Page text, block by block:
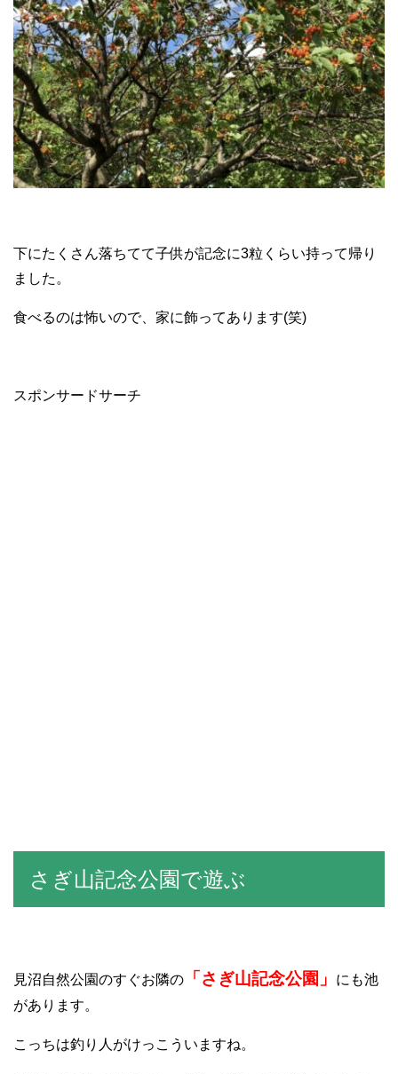
下にたくさん落ちてて子供が記念に3粒くらい持って帰り
ました。
食べるのは怖いので、家に飾ってあります(笑)
スポンサードサーチ
さぎ山記念公園で遊ぶ
見沼自然公園のすぐお隣の 「さぎ山記念公園」
にも池
があります。
こっちは釣り人がけっこういますね。